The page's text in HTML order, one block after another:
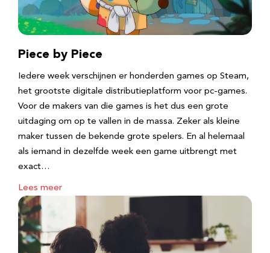
Piece by Piece
Iedere week verschijnen er honderden games op Steam,
het grootste digitale distributieplatform voor pc-games.
Voor de makers van die games is het dus een grote
uitdaging om op te vallen in de massa. Zeker als kleine
maker tussen de bekende grote spelers. En al helemaal
als iemand in dezelfde week een game uitbrengt met
exact…
Lees meer